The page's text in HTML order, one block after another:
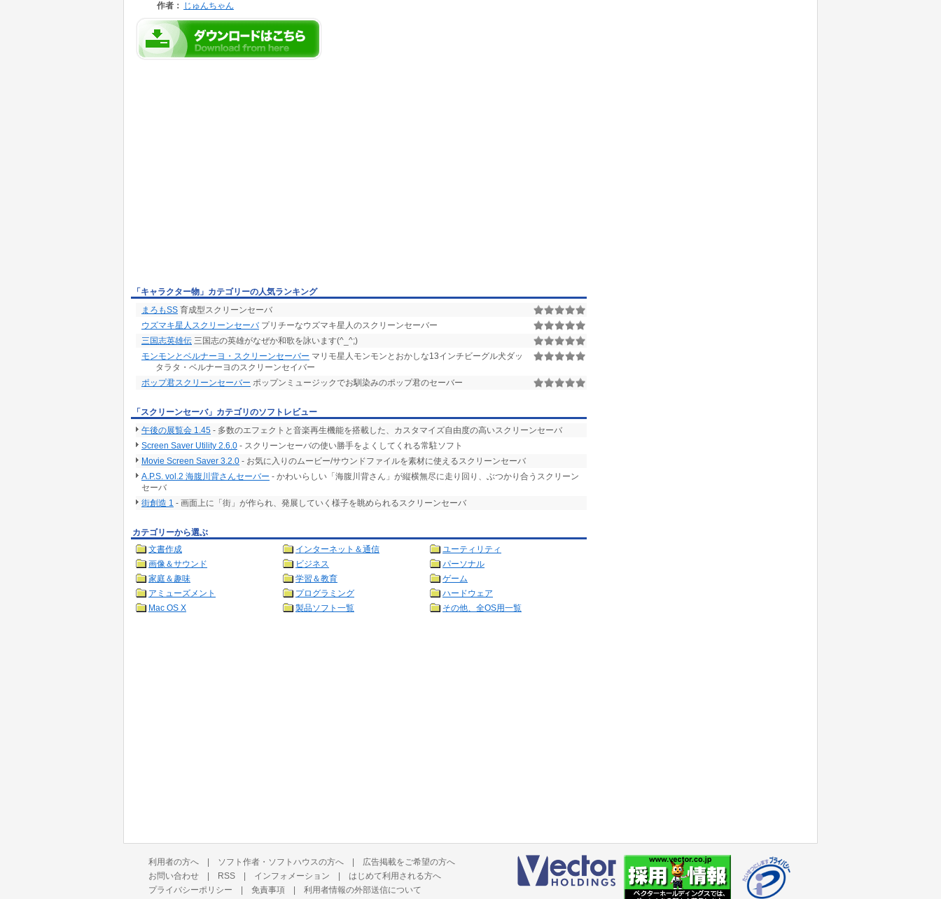
作者：
じゅんちゃん
「キャラクター物」カテゴリーの人気ランキング
まろもSS 育成型スクリーンセーバ
ウズマキ星人スクリーンセーバプリチーなウズマキ星人のスクリーンセーバー
三国志英雄伝 三国志の英雄がなぜか和歌を詠います(^_^;)
モンモンとベルナーヨ・スクリーンセーバー マリモ星人モンモンとおかしな13インチビーグル犬ダッ
タラタ・ベルナーヨのスクリーンセイバー
ポップ君スクリーンセーバー ポップンミュージックでお馴染みのポップ君のセーバー
「スクリーンセーバ」カテゴリのソフトレビュー
午後の展覧会 1.45 - 多数のエフェクトと音楽再生機能を搭載した、カスタマイズ自由度の高いスクリーンセーバ
Screen Saver Utility 2.6.0 - スクリーンセーバの使い勝手をよくしてくれる常駐ソフト
Movie Screen Saver 3.2.0 - お気に入りのムービー/サウンドファイルを素材に使えるスクリーンセーバ
A.P.S. vol.2 海腹川背さんセーバー - かわいらしい「海腹川背さん」が縦横無尽に走り回り、ぶつかり合うスクリーン
セーバ
街創造 1 - 画面上に「街」が作られ、発展していく様子を眺められるスクリーンセーバ
カテゴリーから選ぶ
文書作成
インターネット＆通信
ユーティリティ
画像＆サウンド
ビジネス
パーソナル
家庭＆趣味
学習＆教育
ゲーム
アミューズメント
プログラミング
ハードウェア
Mac OS X
製品ソフト一覧 その他、全OS用一覧
利用者の方へ | ソフト作者・ソフトハウスの方へ | 広告掲載をご希望の方へ
お問い合わせ | RSS | インフォメーション | はじめて利用される方へ
プライバシーポリシー | 免責事項 | 利用者情報の外部送信について